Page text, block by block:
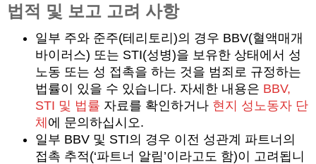
법적 및 보고 고려 사항
일부 주와 준주(테리토리)의 경우 BBV(혈액매개
바이러스) 또는 STI(성병)을 보유한 상태에서 성
노동 또는 성 접촉을 하는 것을 범죄로 규정하는
법률이 있을 수 있습니다. 자세한 내용은 BBV,
STI 및 법률 자료를 확인하거나 현지 성노동자 단
체 에 문의하십시오.
일부 BBV 및 STI의 경우 이전 성관계 파트너의
접촉 추적(‘파트너 알림’이라고도 함)이 고려됩니